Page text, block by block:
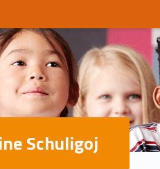
Schuligoj